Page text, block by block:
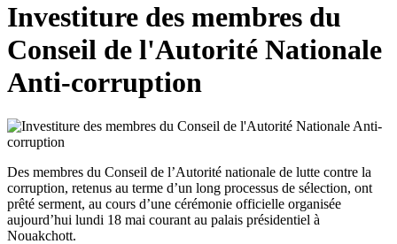
Investiture des membres du
Conseil de l'Autorité Nationale
Anti-corruption
Des membres du Conseil de l’Autorité nationale de lutte contre la
corruption, retenus au terme d’un long processus de sélection, ont
prêté serment, au cours d’une cérémonie officielle organisée
aujourd’hui lundi 18 mai courant au palais présidentiel à
Nouakchott.